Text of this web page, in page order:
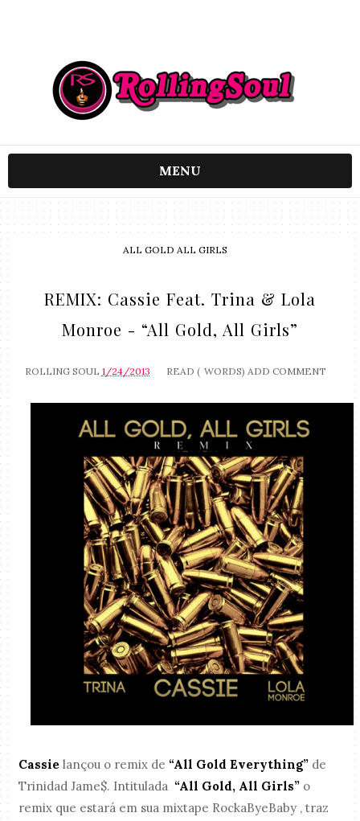
MENU
ALL GOLD ALL GIRLS
REMIX: Cassie Feat. Trina & Lola
Monroe - “All Gold, All Girls”
ROLLING SOUL 1/24/2013 READ ( WORDS) ADD COMMENT
Cassie lançou o remix de “All Gold Everything” de
Trinidad Jame$. Intitulada “All Gold, All Girls” o
remix que estará em sua mixtape RockaByeBaby , traz